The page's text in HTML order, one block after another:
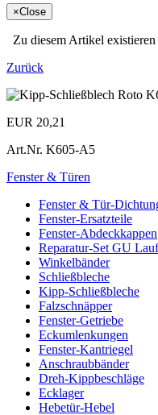
×Close
Zu diesem Artikel
Zurück
EUR 20,21
Art.Nr. K605-A5
Fenster & Türen
Fenster & Tür-
Fenster-Ersatzteile
Fenster-Abdeckkappen
Reparatur-Set GU
Winkelbänder
Schließbleche
Kipp-Schließbleche
Falzschnäpper
Fenster-Getriebe
Eckumlenkungen
Fenster-Kantriegel
Anschraubbänder
Dreh-Kippbeschläge
Ecklager
Hebetür-Hebel